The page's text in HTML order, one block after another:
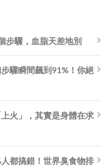
步驟，血脂天差地別
驟瞬間飆到91%！你絕
火」，其實是身體在求
都搞錯！世界臭食物排